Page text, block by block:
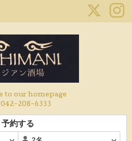
to our homepage
042-208-6333
予約する